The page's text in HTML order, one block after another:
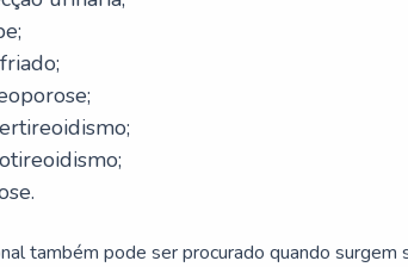
também pode ser procurado quando surgem